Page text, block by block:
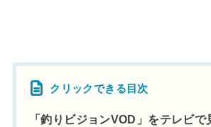
クリックできる目次
「釣りビジョンVOD」をテレビで